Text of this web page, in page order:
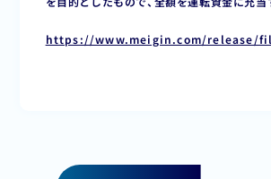
https://www.meigin.com/release/